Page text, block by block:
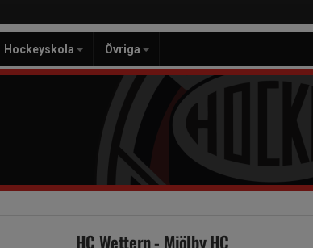
Hockeyskola Övriga
HC Wettern - Mjölby HC